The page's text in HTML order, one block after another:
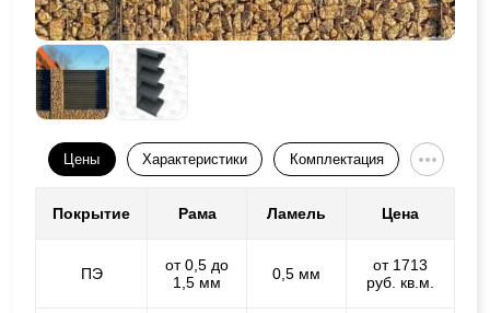
Цены Характеристики Комплектация
Покрытие Рама Ламель Цена
ПЭ
от 0,5 до
1,5 мм
0,5 мм
от 1713
руб. кв.м.